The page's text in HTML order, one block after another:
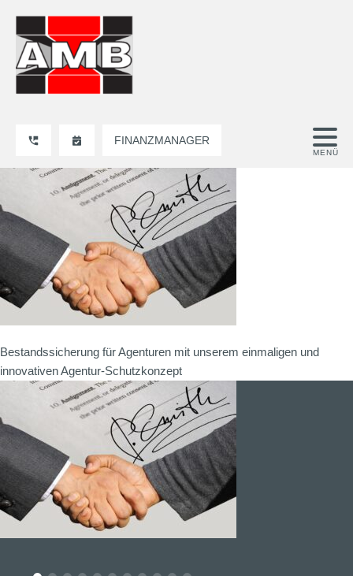
FINANZMANAGER
Bestandssicherung für Agenturen mit unserem einmaligen und
innovativen Agentur-Schutzkonzept